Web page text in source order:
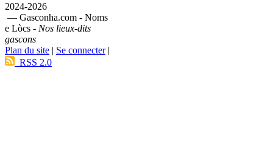
2024-2026
— Gasconha.com - Noms
e Lòcs - Nos lieux-dits
gascons
Plan du site | Se connecter|
RSS 2.0